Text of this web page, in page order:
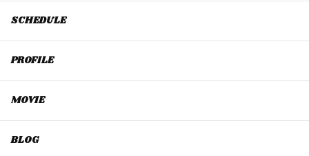
SCHEDULE
PROFILE
MOVIE
BLOG